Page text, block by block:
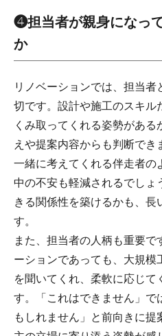
❹担当者が親身になっ
か
リノベーションでは、担当
切です。設計や施工のスキル
くみ取ってくれる姿勢があ
えや提案内容からも判断でき
一緒に考えてくれる伴走者の
中の不安も軽減されるでしょ
きる関係性を築けるかも、長
す。
また、担当者の人柄も重要
ーションであっても、大規模
を聞いてくれ、柔軟に応じて
す。「これはできません」で
もしれません」と前向きに